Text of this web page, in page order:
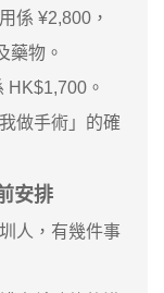
係 ¥2,800，
藥物。
。
做手術」的確
安排
人，有幾件事